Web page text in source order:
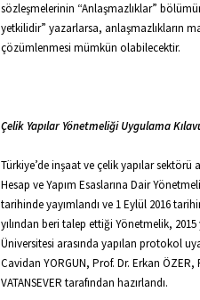
sözleşmelerinin “Anlaşmazlıklar”
yetkilidir” yazarlarsa, anlaşmazlıkların
çözümlenmesi mümkün olabilecektir.
Çelik Yapılar Yönetmeliği Uygulama
Türkiye’de inşaat ve çelik yapılar sektörü
Hesap ve Yapım Esaslarına Dair
tarihinde yayımlandı ve 1 Eylül 2016
yılından beri talep ettiği Yönetmelik, 2015
Üniversitesi arasında yapılan protokol
Cavidan YORGUN, Prof. Dr. Erkan ÖZER,
VATANSEVER tarafından hazırlandı.